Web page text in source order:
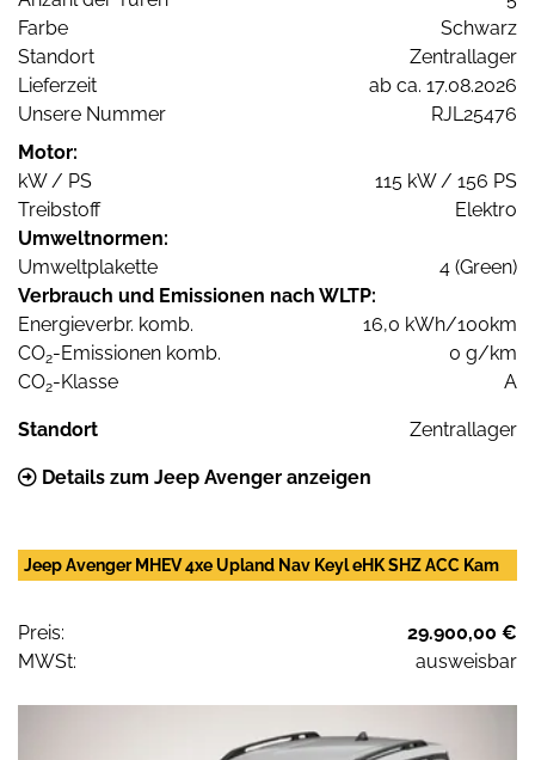
Farbe
Schwarz
Standort
Zentrallager
Lieferzeit
ab ca. 17.08.2026
Unsere Nummer
RJL25476
Motor:
kW / PS
115 kW / 156 PS
Treibstoff
Elektro
Umweltnormen:
Umweltplakette
4 (Green)
Verbrauch und Emissionen nach WLTP:
Energieverbr. komb.
16,0 kWh/100km
CO2-Emissionen komb.
0 g/km
CO2-Klasse A
Standort Zentrallager
Details zum Jeep Avenger anzeigen
Jeep Avenger MHEV 4xe Upland Nav Keyl eHK SHZ ACC Kam
Preis:
29.900,00 €
MWSt:
ausweisbar